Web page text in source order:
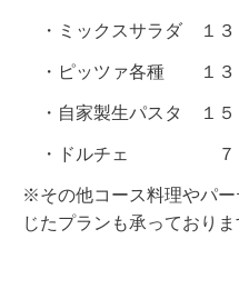
・ミックスサラダ １３
・ピッツァ各種 １３
・自家製生パスタ １５
・ドルチェ ７２
※その他コース料理やパ
じたプランも承っておりま